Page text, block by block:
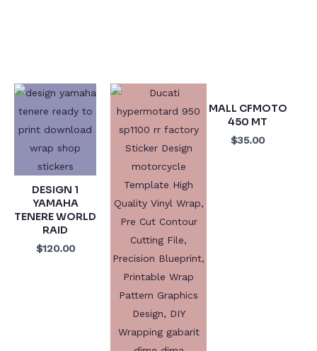
DESIGN 1
YAMAHA
TENERE WORLD
RAID
$120.00
MALL CFMOTO
450 MT
$35.00